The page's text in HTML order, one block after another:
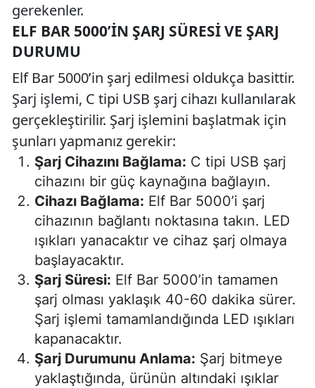
gerekenler.
ELF BAR 5000’IN ŞARJ SÜRESI VE ŞARJ
DURUMU
Elf Bar 5000’in şarj edilmesi oldukça basittir.
Şarj işlemi, C tipi USB şarj cihazı kullanılarak
gerçekleştirilir. Şarj işlemini başlatmak için
şunları yapmanız gerekir:
Şarj Cihazını Bağlama: C tipi USB şarj
cihazını bir güç kaynağına bağlayın.
Cihazı Bağlama: Elf Bar 5000’i şarj
cihazının bağlantı noktasına takın. LED
ışıkları yanacaktır ve cihaz şarj olmaya
başlayacaktır.
Şarj Süresi: Elf Bar 5000’in tamamen
şarj olması yaklaşık 40-60 dakika sürer.
Şarj işlemi tamamlandığında LED ışıkları
kapanacaktır.
Şarj Durumunu Anlama: Şarj bitmeye
yaklaştığında, ürünün altındaki ışıklar